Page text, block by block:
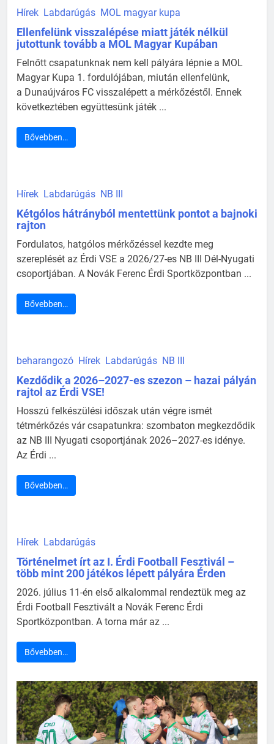
Hírek Labdarúgás MOL magyar kupa
Ellenfelünk visszalépése miatt játék nélkül
jutottunk tovább a MOL Magyar Kupában
Felnőtt csapatunknak nem kell pályára lépnie a MOL
Magyar Kupa 1. fordulójában, miután ellenfelünk,
a Dunaújváros FC visszalépett a mérkőzéstől. Ennek
következtében együttesünk játék ...
Bővebben…
Hírek Labdarúgás NB III
Kétgólos hátrányból mentettünk pontot a bajnoki
rajton
Fordulatos, hatgólos mérkőzéssel kezdte meg
szereplését az Érdi VSE a 2026/27-es NB III Dél-Nyugati
csoportjában. A Novák Ferenc Érdi Sportközpontban ...
Bővebben…
beharangozó Hírek Labdarúgás NB III
Kezdődik a 2026–2027-es szezon – hazai pályán
rajtol az Érdi VSE!
Hosszú felkészülési időszak után végre ismét
tétmérkőzés vár csapatunkra: szombaton megkezdődik
az NB III Nyugati csoportjának 2026–2027-es idénye.
Az Érdi ...
Bővebben…
Hírek Labdarúgás
Történelmet írt az I. Érdi Football Fesztivál –
több mint 200 játékos lépett pályára Érden
2026. július 11-én első alkalommal rendeztük meg az
Érdi Football Fesztivált a Novák Ferenc Érdi
Sportközpontban. A torna már az ...
Bővebben…